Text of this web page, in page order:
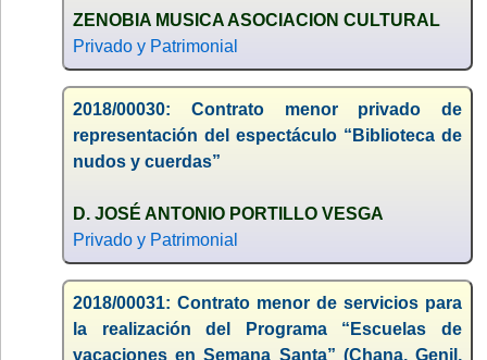
ZENOBIA MUSICA ASOCIACION CULTURAL
Privado y Patrimonial
2018/00030: Contrato menor privado de
representación del espectáculo “Biblioteca de
nudos y cuerdas”
D. JOSÉ ANTONIO PORTILLO VESGA
Privado y Patrimonial
2018/00031: Contrato menor de servicios para
la realización del Programa “Escuelas de
vacaciones en Semana Santa” (Chana, Genil,